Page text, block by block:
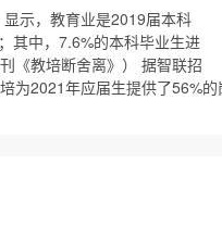
示，教育业是2019届本科
其中，7.6%的本科毕业生进
《教培断舍离》） 据智联招
为2021年应届生提供了56%